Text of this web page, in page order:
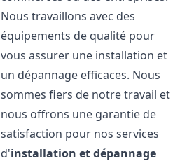
Nous travaillons avec des
équipements de qualité pour
vous assurer une installation et
un dépannage efficaces. Nous
sommes fiers de notre travail et
nous offrons une garantie de
satisfaction pour nos services
d'installation et dépannage